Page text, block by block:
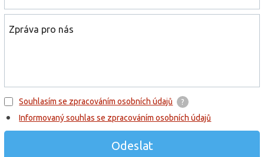
Zpráva pro nás
Souhlasím se zpracováním osobních údajů
Informovaný souhlas se zpracováním osobních údajů
Odeslat